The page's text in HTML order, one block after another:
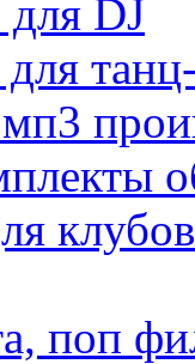
DJ
клубов
поп